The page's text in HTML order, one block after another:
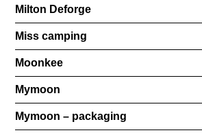
Milton Deforge
Miss camping
Moonkee
Mymoon
Mymoon – packaging